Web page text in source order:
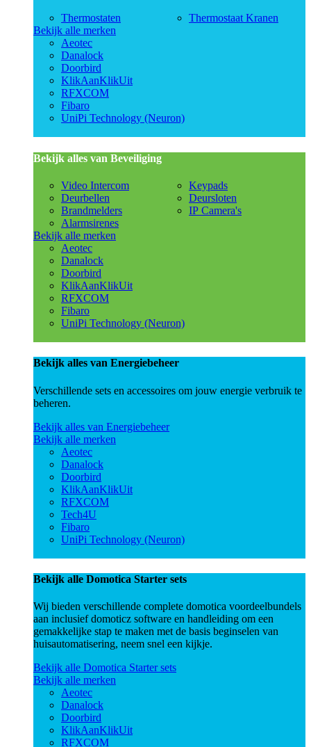
Thermostaten
Thermostaat Kranen
Bekijk alle merken
Aeotec
Danalock
Doorbird
KlikAanKlikUit
RFXCOM
Fibaro
UniPi Technology (Neuron)
Bekijk alles van Beveiliging
Video Intercom
Deurbellen
Brandmelders
Alarmsirenes
Keypads
Deursloten
IP Camera's
Bekijk alle merken
Aeotec
Danalock
Doorbird
KlikAanKlikUit
RFXCOM
Fibaro
UniPi Technology (Neuron)
Bekijk alles van Energiebeheer
Verschillende sets en accessoires om jouw energie verbruik te
beheren.
Bekijk alles van Energiebeheer
Bekijk alle merken
Aeotec
Danalock
Doorbird
KlikAanKlikUit
RFXCOM
Tech4U
Fibaro
UniPi Technology (Neuron)
Bekijk alle Domotica Starter sets
Wij bieden verschillende complete domotica voordeelbundels
aan inclusief domoticz software en handleiding om een
gemakkelijke stap te maken met de basis beginselen van
huisautomatisering, neem snel een kijkje.
Bekijk alle Domotica Starter sets
Bekijk alle merken
Aeotec
Danalock
Doorbird
KlikAanKlikUit
RFXCOM